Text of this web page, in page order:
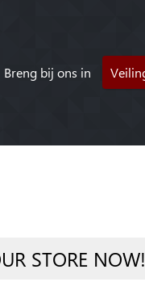
Breng bij ons in
STORE NOW!